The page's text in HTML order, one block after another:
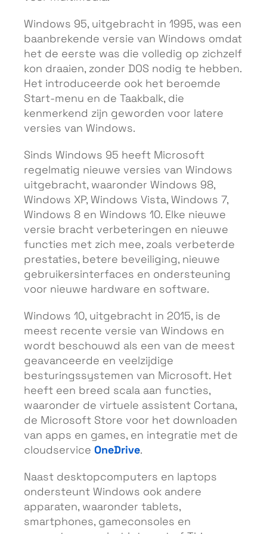
Windows 95, uitgebracht in 1995, was een
baanbrekende versie van Windows omdat
het de eerste was die volledig op zichzelf
kon draaien, zonder DOS nodig te hebben.
Het introduceerde ook het beroemde
Start-menu en de Taakbalk, die
kenmerkend zijn geworden voor latere
versies van Windows.
Sinds Windows 95 heeft Microsoft
regelmatig nieuwe versies van Windows
uitgebracht, waaronder Windows 98,
Windows XP, Windows Vista, Windows 7,
Windows 8 en Windows 10. Elke nieuwe
versie bracht verbeteringen en nieuwe
functies met zich mee, zoals verbeterde
prestaties, betere beveiliging, nieuwe
gebruikersinterfaces en ondersteuning
voor nieuwe hardware en software.
Windows 10, uitgebracht in 2015, is de
meest recente versie van Windows en
wordt beschouwd als een van de meest
geavanceerde en veelzijdige
besturingssystemen van Microsoft. Het
heeft een breed scala aan functies,
waaronder de virtuele assistent Cortana,
de Microsoft Store voor het downloaden
van apps en games, en integratie met de
cloudservice OneDrive.
Naast desktopcomputers en laptops
ondersteunt Windows ook andere
apparaten, waaronder tablets,
smartphones, gameconsoles en